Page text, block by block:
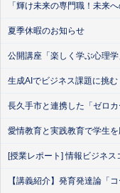
「輝け未来の専門職！未来
夏季休暇のお知らせ
公開講座「楽しく学ぶ心理
生成AIでビジネス課題に挑
長久手市と連携した「ゼロ
愛情教育と実践教育で学生
[授業レポート] 情報ビジネ
【講義紹介】発育発達論「